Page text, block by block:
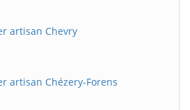
artisan Chevry
artisan Chézery-Forens